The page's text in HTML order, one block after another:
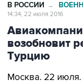
В РОССИИ →
14:34, 22 июля 2016
возобновит
Турцию
Москва. 22 июля.